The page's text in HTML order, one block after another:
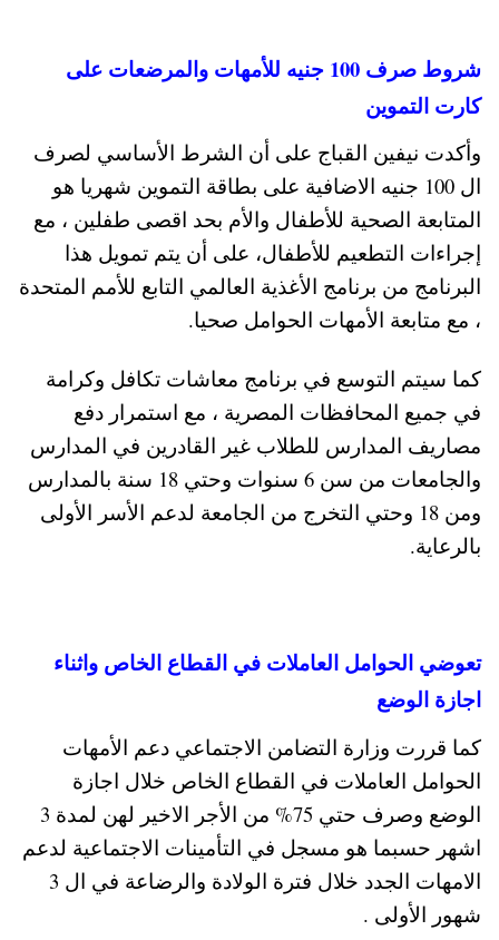
شروط صرف 100 جنيه للأمهات والمرضعات على
كارت التموين
وأكدت نيفين القباج على أن الشرط الأساسي لصرف
ال 100 جنيه الاضافية على بطاقة التموين شهريا هو
المتابعة الصحية للأطفال والأم بحد اقصى طفلين ، مع
إجراءات التطعيم للأطفال، على أن يتم تمويل هذا
البرنامج من برنامج الأغذية العالمي التابع للأمم المتحدة
، مع متابعة الأمهات الحوامل صحيا.
كما سيتم التوسع في برنامج معاشات تكافل وكرامة
في جميع المحافظات المصرية ، مع استمرار دفع
مصاريف المدارس للطلاب غير القادرين في المدارس
والجامعات من سن 6 سنوات وحتي 18 سنة بالمدارس
ومن 18 وحتي التخرج من الجامعة لدعم الأسر الأولى
بالرعاية.
تعوضي الحوامل العاملات في القطاع الخاص واثناء
اجازة الوضع
كما قررت وزارة التضامن الاجتماعي دعم الأمهات
الحوامل العاملات في القطاع الخاص خلال اجازة
الوضع وصرف حتي 75% من الأجر الاخير لهن لمدة 3
اشهر حسبما هو مسجل في التأمينات الاجتماعية لدعم
الامهات الجدد خلال فترة الولادة والرضاعة في ال 3
شهور الأولى .